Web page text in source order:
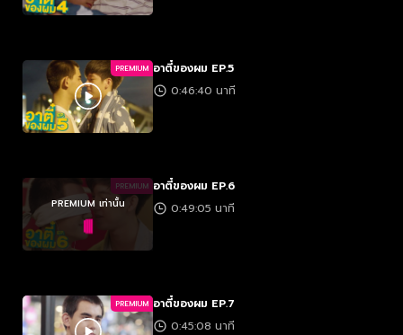
PREMIUM อาตี๋ของผม EP.5
0:46:40 นาที
PREMIUM
PREMIUM เท่านั้น
อาตี๋ของผม EP.6
0:49:05 นาที
PREMIUM อาตี๋ของผม EP.7
0:45:08 นาที